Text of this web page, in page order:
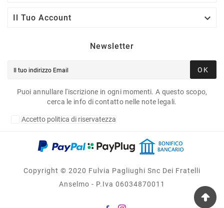
Il Tuo Account 
Newsletter
OK
Puoi annullare l'iscrizione in ogni momenti. A questo scopo,
cerca le info di contatto nelle note legali.
Accetto politica di riservatezza
Copyright © 2020 Fulvia Pagliughi Snc Dei Fratelli
Anselmo - P.Iva 06034870011